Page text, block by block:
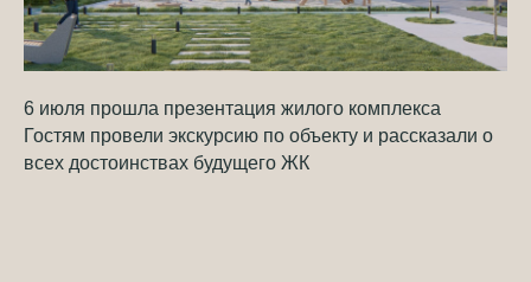
6 июля прошла презентация жилого комплекса
Гостям провели экскурсию по объекту и рассказали о
всех достоинствах будущего ЖК